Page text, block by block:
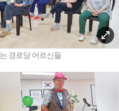
경로당 어르신들